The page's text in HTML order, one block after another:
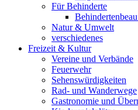
Für Behinderte
Natur & Umwelt
verschiedenes
Freizeit & Kultur
Vereine und Verbände
Feuerwehr
Sehenswürdigkeiten
Rad- und Wanderwege
Gastronomie und